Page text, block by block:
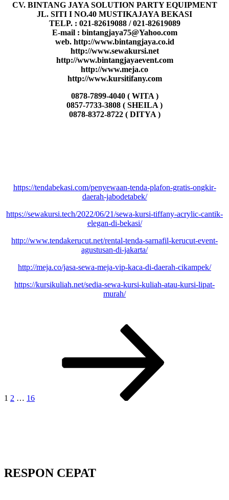
CV. BINTANG JAYA SOLUTION PARTY EQUIPMENT
JL. SITI I NO.40 MUSTIKAJAYA BEKASI
TELP. : 021-82619088 / 021-82619089
E-mail : bintangjaya75@Yahoo.com
web. http://www.bintangjaya.co.id
http://www.sewakursi.net
http://www.bintangjayaevent.com
http://www.meja.co
http://www.kursitifany.com
0878-7899-4040 ( WITA )
0857-7733-3808 ( SHEILA )
0878-8372-8722 ( DITYA )
https://tendabekasi.com/penyewaan-tenda-plafon-gratis-ongkir-
daerah-jabodetabek/
https://sewakursi.tech/2022/06/21/sewa-kursi-tiffany-acrylic-cantik-
elegan-di-bekasi/
http://www.tendakerucut.net/rental-tenda-sarnafil-kerucut-event-
agustusan-di-jakarta/
http://meja.co/jasa-sewa-meja-vip-kaca-di-daerah-cikampek/
https://kursikuliah.net/sedia-sewa-kursi-kuliah-atau-kursi-lipat-
murah/
1 2 … 16
RESPON CEPAT